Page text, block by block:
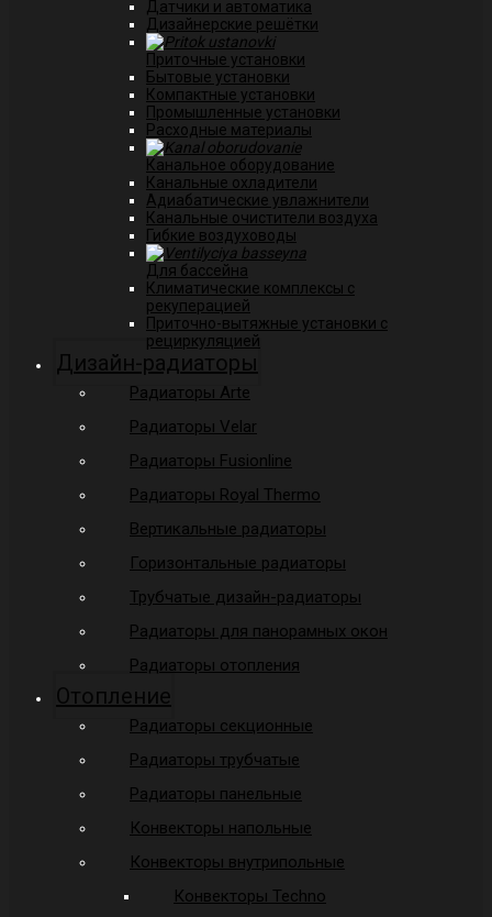
Датчики и автоматика
Дизайнерские решётки
Приточные установки
Бытовые установки
Компактные установки
Промышленные установки
Расходные материалы
Канальное оборудование
Канальные охладители
Адиабатические увлажнители
Канальные очистители воздуха
Гибкие воздуховоды
Для бассейна
Климатические комплексы с
рекуперацией
Приточно-вытяжные установки с
рециркуляцией
Дизайн-радиаторы
Радиаторы Arte
Радиаторы Velar
Радиаторы Fusionline
Радиаторы Royal Thermo
Вертикальные радиаторы
Горизонтальные радиаторы
Трубчатые дизайн-радиаторы
Радиаторы для панорамных окон
Радиаторы отопления
Отопление
Радиаторы секционные
Радиаторы трубчатые
Радиаторы панельные
Конвекторы напольные
Конвекторы внутрипольные
Конвекторы Techno